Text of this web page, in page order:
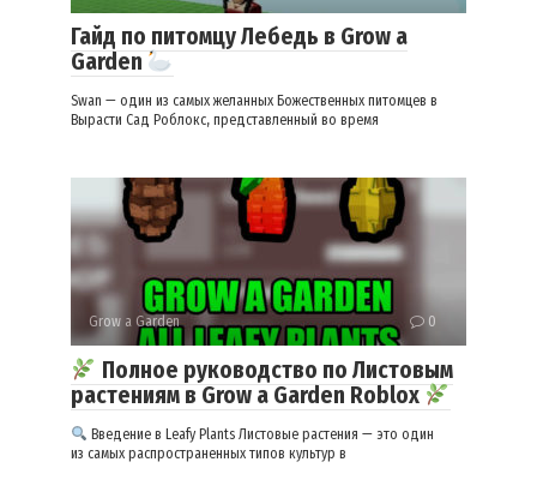
Гайд по питомцу Лебедь в Grow a
Garden
Swan — один из самых желанных Божественных питомцев в
Вырасти Сад Роблокс, представленный во время
Grow a Garden 0
Полное руководство по Листовым
растениям в Grow a Garden Roblox
Введение в Leafy Plants Листовые растения — это один
из самых распространенных типов культур в